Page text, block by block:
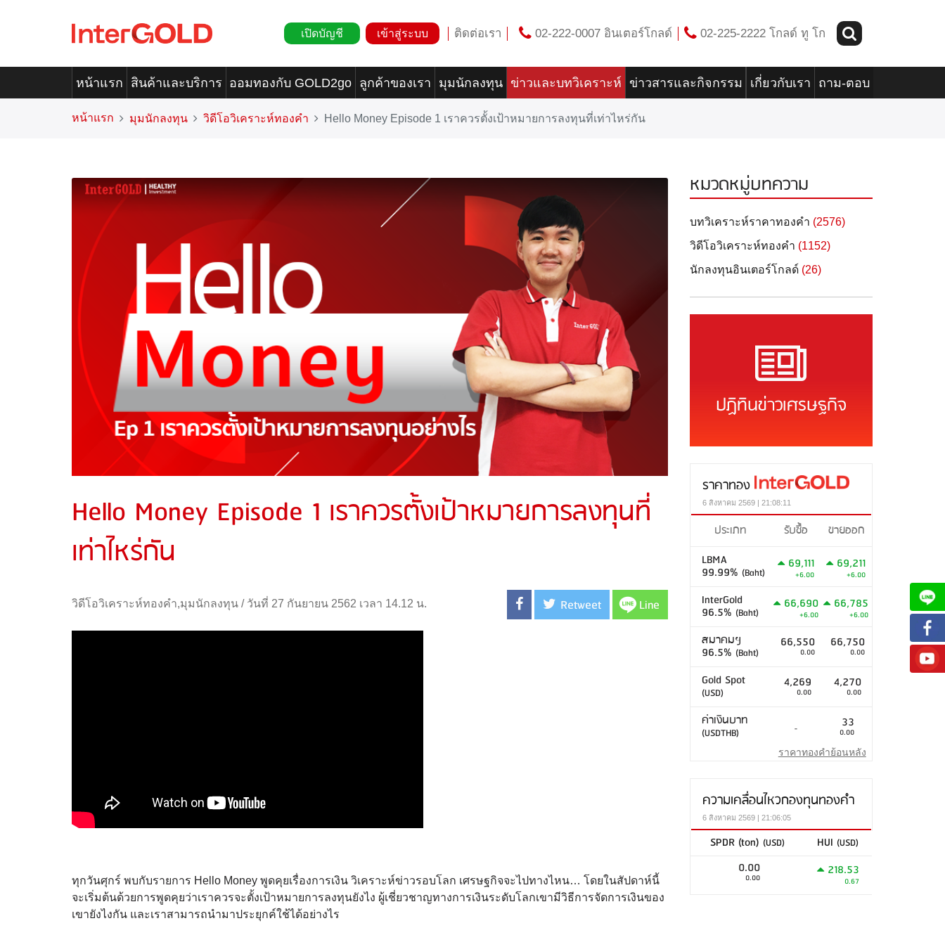
เปิดบัญชี เข้าสู่ระบบ ติดต่อเรา 02-222-0007 อินเตอร์โกลด์ 02-225-2222 โกลด์ ทู โก
หน้าแรก สินค้าและบริการ ออมทองกับ GOLD2go ลูกค้าของเรา มุมนักลงทุน ข่าวและบทวิเคราะห์ ข่าวสารและกิจกรรม เกี่ยวกับเรา ถาม-ตอบ
หน้าแรก มุมนักลงทุน วิดีโอวิเคราะห์ทองคำ Hello Money Episode 1 เราควรตั้งเป้าหมายการลงทุนที่เท่าไหร่กัน
Hello Money Episode 1 เราควรตั้งเป้าหมายการลงทุนที่
เท่าไหร่กัน
วิดีโอวิเคราะห์ทองคำ,มุมนักลงทุน / วันที่ 27 กันยายน 2562 เวลา 14.12 น. Retweet Line
ทุกวันศุกร์ พบกับรายการ Hello Money พูดคุยเรื่องการเงิน วิเคราะห์ข่าวรอบโลก เศรษฐกิจจะไปทางไหน… โดยในสัปดาห์นี้
จะเริ่มต้นด้วยการพูดคุยว่าเราควรจะตั้งเป้าหมายการลงทุนยังไง ผู้เชี่ยวชาญทางการเงินระดับโลกเขามีวิธีการจัดการเงินของ
เขายังไงกัน และเราสามารถนำมาประยุกค์ใช้ได้อย่างไร
หมวดหมู่บทความ
บทวิเคราะห์ราคาทองคำ (2576)
วิดีโอวิเคราะห์ทองคำ (1152)
นักลงทุนอินเตอร์โกลด์ (26)
ปฏิทินข่าวเศรษฐกิจ
ราคาทอง
6 สิงหาคม 2569 | 21:08:11
ประเภท รับซื้อ
ขายออก
LBMA
99.99% (Baht)
69,111
+6.00
69,211
+6.00
InterGold
96.5% (Baht)
66,690
+6.00
66,785
+6.00
สมาคมฯ
96.5% (Baht)
66,550
0.00
66,750
0.00
Gold Spot
(USD)
4,269
0.00
4,270
0.00
ค่าเงินบาท
(USDTHB) - 33
0.00
ราคาทองคำย้อนหลัง
ความเคลื่อนไหวกองทุนทองคำ
6 สิงหาคม 2569 | 21:06:05
SPDR (ton) (USD) HUI (USD)
0.00
0.00 218.53
0.67